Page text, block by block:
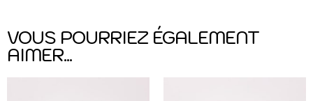
VOUS POURRIEZ ÉGALEMENT
AIMER...